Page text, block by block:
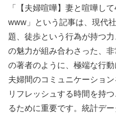
「【夫婦喧嘩】妻と喧嘩し
www」という記事は、現代
題、徒歩という行為が持つ
の魅力が組み合わさった、
の著者のように、極端な行
夫婦間のコミュニケーショ
リフレッシュする時間を持
るために重要です。統計デ